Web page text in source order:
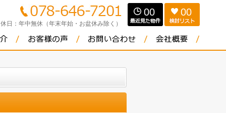
日： 年中無休（年末年始・お盆休み除く）
00 00